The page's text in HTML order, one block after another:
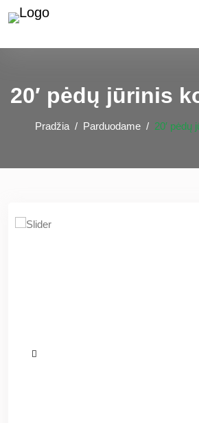
20′ pėdų jūrinis
Pradžia Parduodame 20′ pėdų